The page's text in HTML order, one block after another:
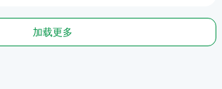
加载更多